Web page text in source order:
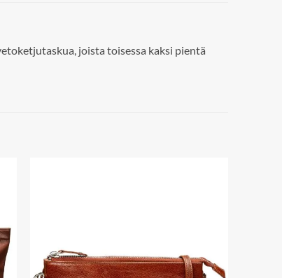
joista toisessa kaksi pientä